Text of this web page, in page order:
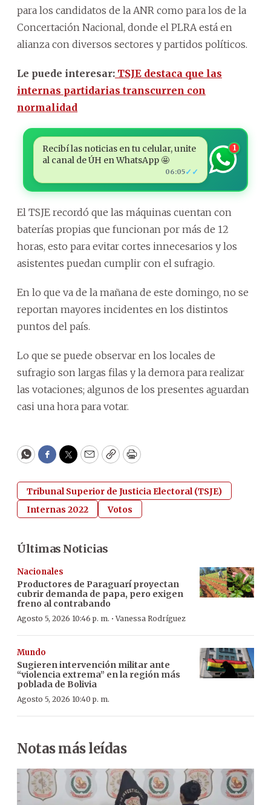
para los candidatos de la ANR como para los de la
Concertación Nacional, donde el PLRA está en
alianza con diversos sectores y partidos políticos.
Le puede interesar: TSJE destaca que las
internas partidarias transcurren con
normalidad
Recibí las noticias en tu celular, unite
al canal de ÚH en WhatsApp 🤩
06:05✓✓
1
El TSJE recordó que las máquinas cuentan con
baterías propias que funcionan por más de 12
horas, esto para evitar cortes innecesarios y los
asistentes puedan cumplir con el sufragio.
En lo que va de la mañana de este domingo, no se
reportan mayores incidentes en los distintos
puntos del país.
Lo que se puede observar en los locales de
sufragio son largas filas y la demora para realizar
las votaciones; algunos de los presentes aguardan
casi una hora para votar.
WhatsApp
Facebook
Twitter
EmailCopyPrint
Tribunal Superior de Justicia Electoral (TSJE)
Internas 2022
Votos
Últimas Noticias
Nacionales
Productores de Paraguarí proyectan
cubrir demanda de papa, pero exigen
freno al contrabando
Agosto 5, 2026 10:46 p. m. ·Vanessa Rodríguez
Mundo
Sugieren intervención militar ante
“violencia extrema” en la región más
poblada de Bolivia
Agosto 5, 2026 10:40 p. m.
Notas más leídas